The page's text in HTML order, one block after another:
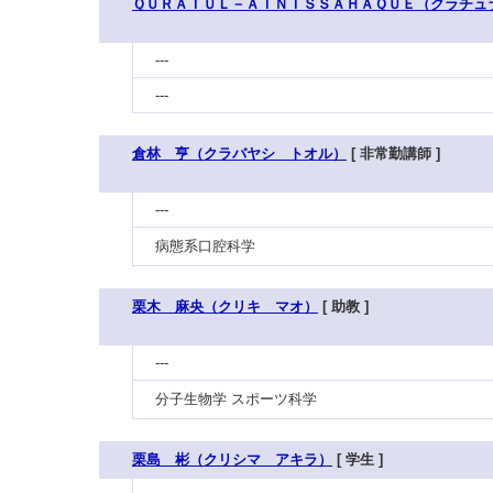
ＱＵＲＡＴＵＬ－ＡＩＮＩＳＳＡＨＡＱＵＥ（クラチ
---
---
倉林 亨（クラバヤシ トオル） [ 非常勤講師 ]
---
病態系口腔科学
栗木 麻央（クリキ マオ） [ 助教 ]
---
分子生物学 スポーツ科学
栗島 彬（クリシマ アキラ） [ 学生 ]